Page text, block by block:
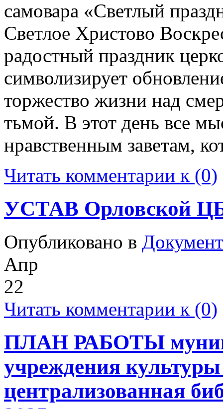
самовара «Светлый
Светлое Христово
радостный праздник
символизирует
торжество жизни над
тьмой. В этот день все
нравственным заветам,
Читать комментарии к (0)
УСТАВ Орловской
Опубликовано в
Апр
22
Читать комментарии к (0)
ПЛАН РАБОТЫ
учреждения
централизованная